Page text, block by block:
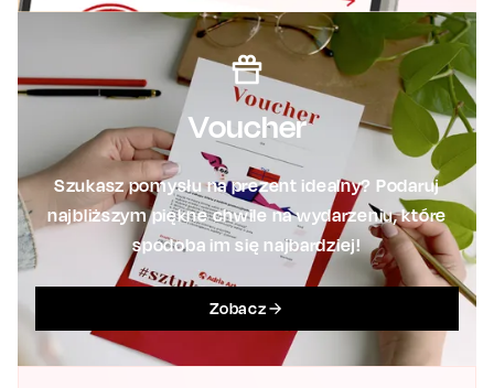
Voucher
Szukasz pomysłu na prezent idealny? Podaruj
najbliższym piękne chwile na wydarzeniu, które
spodoba im się najbardziej!
Zobacz